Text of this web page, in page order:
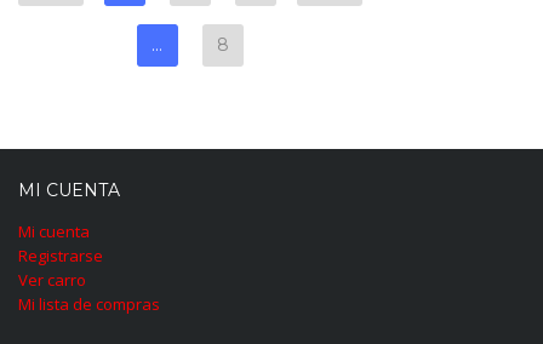
… 8
MI CUENTA
Mi cuenta
Registrarse
Ver carro
Mi lista de compras